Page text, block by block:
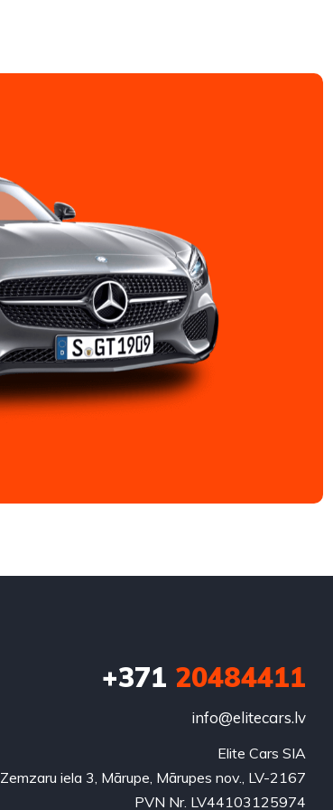
+371 20484411
info@elitecars.lv
Elite Cars SIA
Zemzaru iela 3, Mārupe, Mārupes nov., LV-2167
PVN Nr. LV44103125974